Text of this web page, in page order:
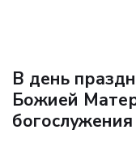
В день
Божией